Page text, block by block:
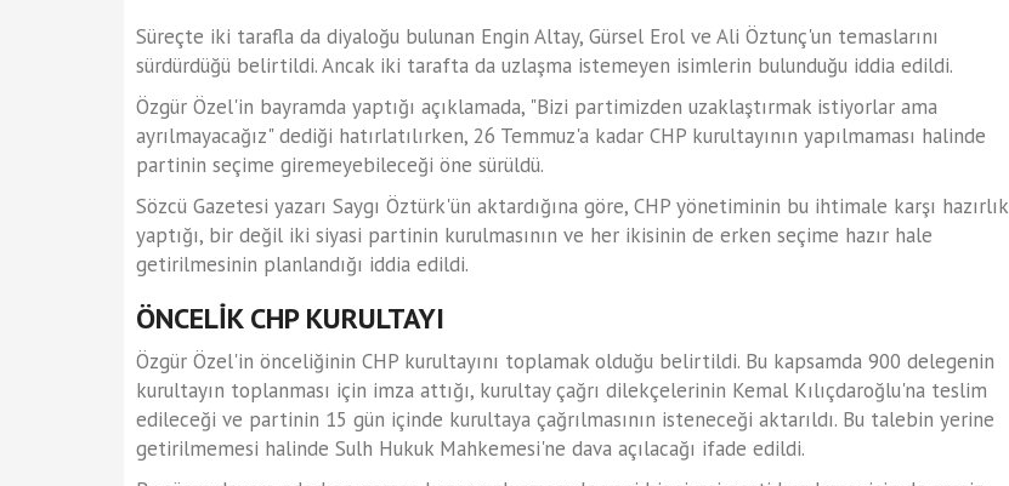
Süreçte iki tarafla da diyaloğu bulunan Engin Altay, Gürsel Erol ve Ali Öztunç'un temaslarını
sürdürdüğü belirtildi. Ancak iki tarafta da uzlaşma istemeyen isimlerin bulunduğu iddia edildi.
Özgür Özel'in bayramda yaptığı açıklamada, "Bizi partimizden uzaklaştırmak istiyorlar ama
ayrılmayacağız" dediği hatırlatılırken, 26 Temmuz'a kadar CHP kurultayının yapılmaması halinde
partinin seçime giremeyebileceği öne sürüldü.
Sözcü Gazetesi yazarı Saygı Öztürk'ün aktardığına göre, CHP yönetiminin bu ihtimale karşı hazırlık
yaptığı, bir değil iki siyasi partinin kurulmasının ve her ikisinin de erken seçime hazır hale
getirilmesinin planlandığı iddia edildi.
ÖNCELİK CHP KURULTAYI
Özgür Özel'in önceliğinin CHP kurultayını toplamak olduğu belirtildi. Bu kapsamda 900 delegenin
kurultayın toplanması için imza attığı, kurultay çağrı dilekçelerinin Kemal Kılıçdaroğlu'na teslim
edileceği ve partinin 15 gün içinde kurultaya çağrılmasının isteneceği aktarıldı. Bu talebin yerine
getirilmemesi halinde Sulh Hukuk Mahkemesi'ne dava açılacağı ifade edildi.